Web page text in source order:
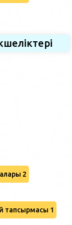
2
тапсырмасы 1